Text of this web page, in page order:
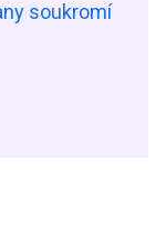
soukromí